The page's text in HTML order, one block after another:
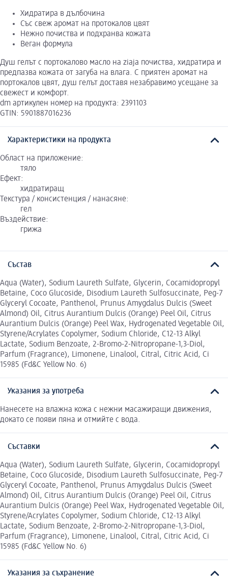
Хидратира в дълбочина
Със свеж аромат на протокалов цвят
Нежно почиства и подхранва кожата
Веган формула
Душ гелът с портокалово масло на ziaja почиства, хидратира и
предпазва кожата от загуба на влага. С приятен аромат на
портокалов цвят, душ гелът доставя незабравимо усещане за
свежест и комфорт.
dm артикулен номер на продукта: 2391103
GTIN: 5901887016236
Характеристики на продукта
Област на приложение:
тяло
Ефект:
хидратиращ
Текстура / консистенция / нанасяне:
гел
Въздействие:
грижа
Състав
Aqua (Water), Sodium Laureth Sulfate, Glycerin, Cocamidopropyl
Betaine, Coco Glucoside, Disodium Laureth Sulfosuccinate, Peg-7
Glyceryl Cocoate, Panthenol, Prunus Amygdalus Dulcis (Sweet
Almond) Oil, Citrus Aurantium Dulcis (Orange) Peel Oil, Citrus
Aurantium Dulcis (Orange) Peel Wax, Hydrogenated Vegetable Oil,
Styrene/Acrylates Copolymer, Sodium Chloride, C12-13 Alkyl
Lactate, Sodium Benzoate, 2-Bromo-2-Nitropropane-1,3-Diol,
Parfum (Fragrance), Limonene, Linalool, Citral, Citric Acid, Ci
15985 (Fd&C Yellow No. 6)
Указания за употреба
Нанесете на влажна кожа с нежни масажиращи движения,
докато се появи пяна и отмийте с вода.
Съставки
Aqua (Water), Sodium Laureth Sulfate, Glycerin, Cocamidopropyl
Betaine, Coco Glucoside, Disodium Laureth Sulfosuccinate, Peg-7
Glyceryl Cocoate, Panthenol, Prunus Amygdalus Dulcis (Sweet
Almond) Oil, Citrus Aurantium Dulcis (Orange) Peel Oil, Citrus
Aurantium Dulcis (Orange) Peel Wax, Hydrogenated Vegetable Oil,
Styrene/Acrylates Copolymer, Sodium Chloride, C12-13 Alkyl
Lactate, Sodium Benzoate, 2-Bromo-2-Nitropropane-1,3-Diol,
Parfum (Fragrance), Limonene, Linalool, Citral, Citric Acid, Ci
15985 (Fd&C Yellow No. 6)
Указания за съхранение